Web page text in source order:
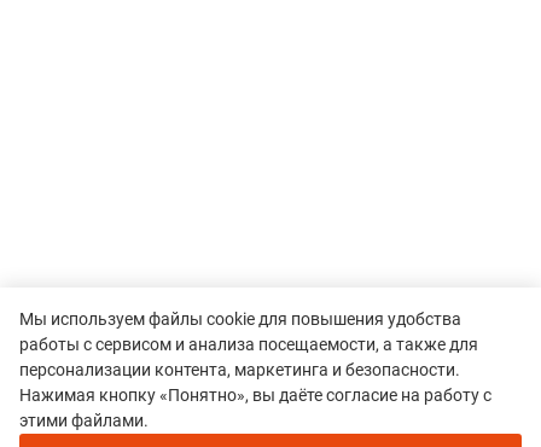
Рекомендуем
Непромокаемые кроссовки для бега зимой и
Мы используем файлы cookie для повышения удобства
работы с сервисом и анализа посещаемости, а также для
персонализации контента, маркетинга и безопасности.
Нажимая кнопку «Понятно», вы даёте согласие на работу с
этими файлами.